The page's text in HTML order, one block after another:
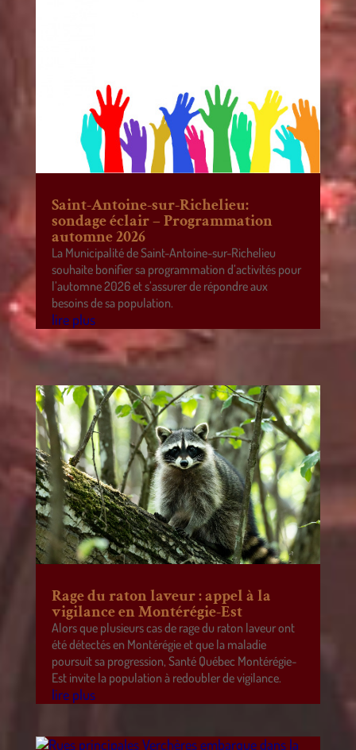
Saint-Antoine-sur-Richelieu:
sondage éclair – Programmation
automne 2026
La Municipalité de Saint-Antoine-sur-Richelieu
souhaite bonifier sa programmation d’activités pour
l’automne 2026 et s’assurer de répondre aux
besoins de sa population.
lire plus
Rage du raton laveur : appel à la
vigilance en Montérégie-Est
Alors que plusieurs cas de rage du raton laveur ont
été détectés en Montérégie et que la maladie
poursuit sa progression, Santé Québec Montérégie-
Est invite la population à redoubler de vigilance.
lire plus